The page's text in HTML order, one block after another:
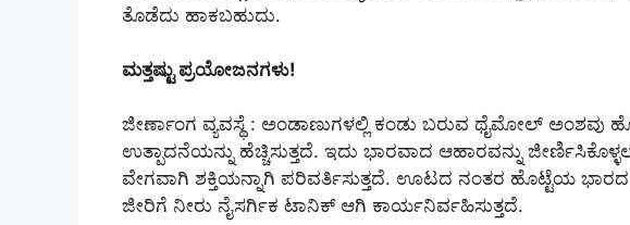
ತೊಡೆದು ಹಾಕಬಹುದು.
ಮತ್ತಷ್ಟು ಪ್ರಯೋಜನಗಳು!
ಜೀರ್ಣಾಂಗ ವ್ಯವಸ್ಥೆ : ಅಂಡಾಣುಗಳಲ್ಲಿ ಕಂಡು ಬರುವ ಥೈಮೋಲ್ ಅಂಶವು
ಉತ್ಪಾದನೆಯನ್ನು ಹೆಚ್ಚಿಸುತ್ತದೆ. ಇದು ಭಾರವಾದ ಆಹಾರವನ್ನು
ವೇಗವಾಗಿ ಶಕ್ತಿಯನ್ನಾಗಿ ಪರಿವರ್ತಿಸುತ್ತದೆ. ಊಟದ ನಂತರ ಹೊಟ್ಟೆಯ
ಜೀರಿಗೆ ನೀರು ನೈಸರ್ಗಿಕ ಟಾನಿಕ್ ಆಗಿ ಕಾರ್ಯನಿರ್ವಹಿಸುತ್ತದೆ.